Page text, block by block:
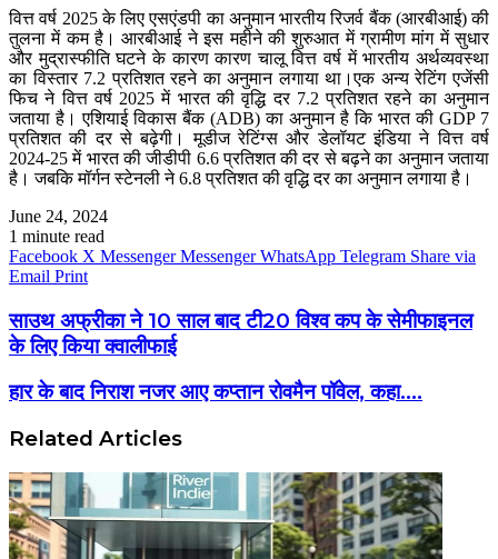
वित्त वर्ष 2025 के लिए एसएंडपी का अनुमान भारतीय रिजर्व बैंक (आरबीआई) की
तुलना में कम है। आरबीआई ने इस महीने की शुरुआत में ग्रामीण मांग में सुधार
और मुद्रास्फीति घटने के कारण कारण चालू वित्त वर्ष में भारतीय अर्थव्यवस्था
का विस्तार 7.2 प्रतिशत रहने का अनुमान लगाया था।एक अन्य रेटिंग एजेंसी
फिच ने वित्त वर्ष 2025 में भारत की वृद्धि दर 7.2 प्रतिशत रहने का अनुमान
जताया है। एशियाई विकास बैंक (ADB) का अनुमान है कि भारत की GDP 7
प्रतिशत की दर से बढ़ेगी। मूडीज रेटिंग्स और डेलॉयट इंडिया ने वित्त वर्ष
2024-25 में भारत की जीडीपी 6.6 प्रतिशत की दर से बढ़ने का अनुमान जताया
है। जबकि मॉर्गन स्टेनली ने 6.8 प्रतिशत की वृद्धि दर का अनुमान लगाया है।
June 24, 2024
1 minute read
Facebook X Messenger Messenger WhatsApp Telegram Share via
Email Print
साउथ अफ्रीका ने 10 साल बाद टी20 विश्व कप के सेमीफाइनल
के लिए किया क्वालीफाई
हार के बाद निराश नजर आए कप्तान रोवमैन पॉवेल, कहा....
Related Articles